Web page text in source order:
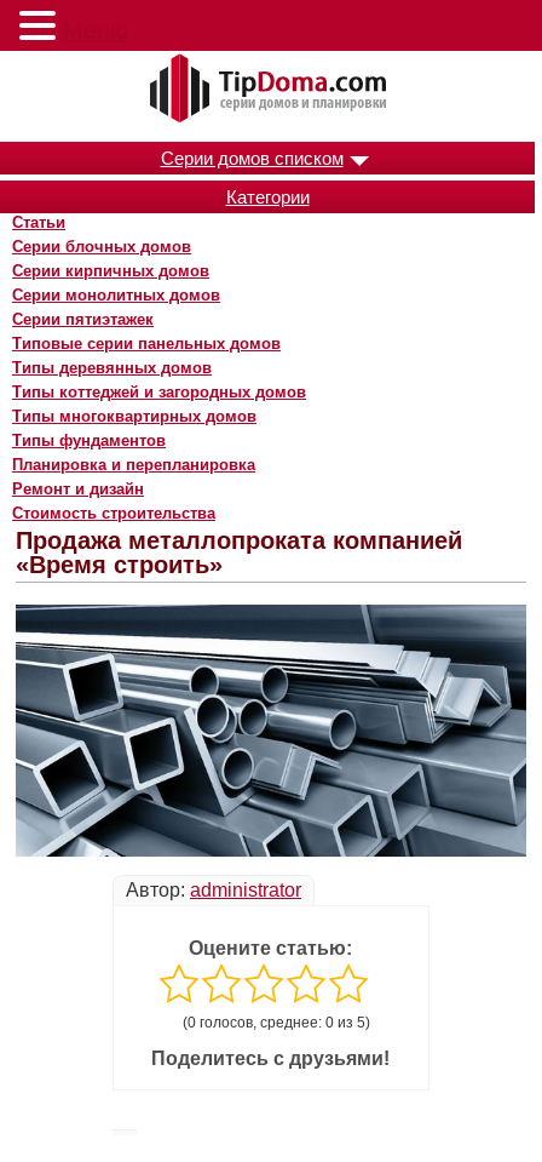
Серии домов списком
Категории
Статьи
Серии блочных домов
Серии кирпичных домов
Серии монолитных домов
Серии пятиэтажек
Типовые серии панельных домов
Типы деревянных домов
Типы коттеджей и загородных домов
Типы многоквартирных домов
Типы фундаментов
Планировка и перепланировка
Ремонт и дизайн
Стоимость строительства
Продажа металлопроката компанией
«Время строить»
Автор: administrator
Оцените статью:
(0 голосов, среднее: 0 из 5)
Поделитесь с друзьями!